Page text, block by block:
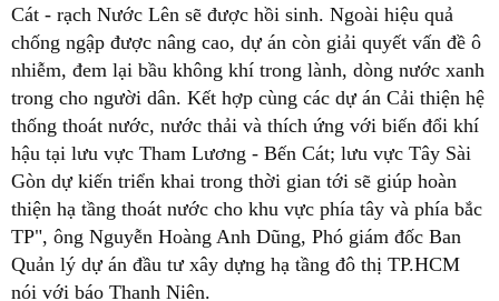
Cát - rạch Nước Lên sẽ được hồi sinh. Ngoài hiệu quả
chống ngập được nâng cao, dự án còn giải quyết vấn đề ô
nhiễm, đem lại bầu không khí trong lành, dòng nước xanh
trong cho người dân. Kết hợp cùng các dự án Cải thiện hệ
thống thoát nước, nước thải và thích ứng với biến đổi khí
hậu tại lưu vực Tham Lương - Bến Cát; lưu vực Tây Sài
Gòn dự kiến triển khai trong thời gian tới sẽ giúp hoàn
thiện hạ tầng thoát nước cho khu vực phía tây và phía bắc
TP", ông Nguyễn Hoàng Anh Dũng, Phó giám đốc Ban
Quản lý dự án đầu tư xây dựng hạ tầng đô thị TP.HCM
nói với báo Thanh Niên.